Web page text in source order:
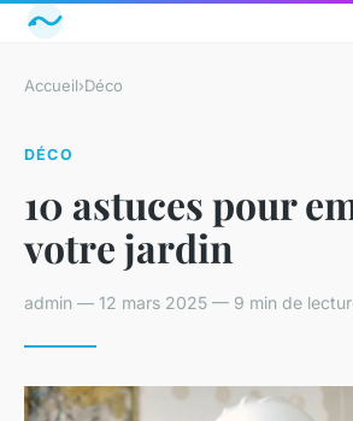
Accueil›Déco
DÉCO
10 astuces pour
votre jardin
admin — 12 mars 2025 — 9 min de